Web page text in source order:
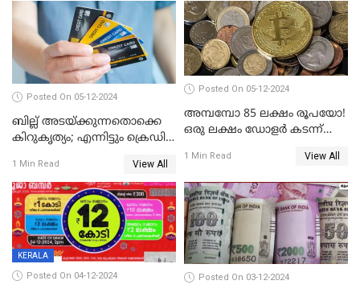
Posted On 05-12-2024
ബില്ല് അടയ്ക്കുന്നതൊക്കെ
കിറുകൃത്യം; എന്നിട്ടും ക്രെഡിറ്റ്
കൂടുന്നില്ലേ? കാരണം ഇതാണ്
1 Min Read View All
Posted On 05-12-2024
അമ്പമ്പോ 85 ലക്ഷം രൂപയോ!
ഒരു ലക്ഷം ഡോളർ കടന്ന്
1 Min Read View All
KERALA
Posted On 04-12-2024 Posted On 03-12-2024